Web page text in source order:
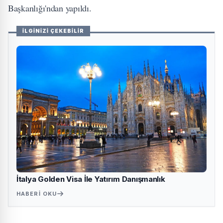
Başkanlığı'ndan yapıldı.
İLGİNİZİ ÇEKEBİLİR
İtalya Golden Visa İle Yatırım Danışmanlık
HABERI OKU